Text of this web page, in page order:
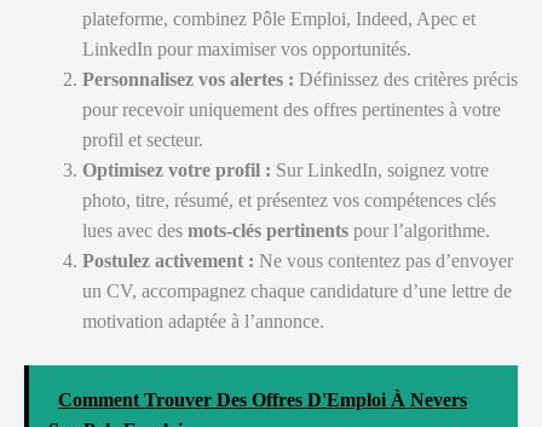
plateforme, combinez Pôle Emploi, Indeed, Apec et
LinkedIn pour maximiser vos opportunités.
Personnalisez vos alertes : Définissez des critères précis
pour recevoir uniquement des offres pertinentes à votre
profil et secteur.
Optimisez votre profil : Sur LinkedIn, soignez votre
photo, titre, résumé, et présentez vos compétences clés
lues avec des mots-clés pertinents pour l’algorithme.
Postulez activement : Ne vous contentez pas d’envoyer
un CV, accompagnez chaque candidature d’une lettre de
motivation adaptée à l’annonce.
Comment Trouver Des Offres D'Emploi À Nevers